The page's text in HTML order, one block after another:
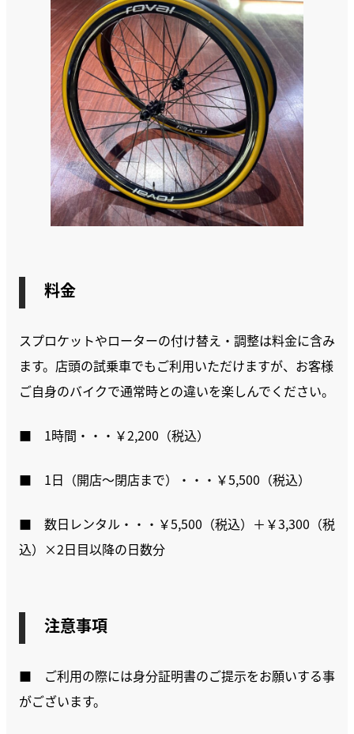
料金
スプロケットやローターの付け替え・調整は料金に含み
ます。店頭の試乗車でもご利用いただけますが、お客様
ご自身のバイクで通常時との違いを楽しんでください。
■ 1時間・・・￥2,200（税込）
■ 1日（開店～閉店まで）・・・￥5,500（税込）
■ 数日レンタル・・・￥5,500（税込）＋￥3,300（税
込）×2日目以降の日数分
注意事項
■ ご利用の際には身分証明書のご提示をお願いする事
がございます。